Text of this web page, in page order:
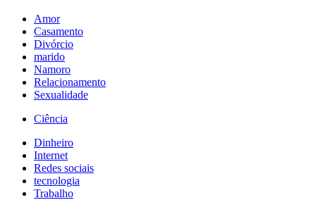
Amor
Casamento
Divórcio
marido
Namoro
Relacionamento
Sexualidade
Ciência
Dinheiro
Internet
Redes sociais
tecnologia
Trabalho